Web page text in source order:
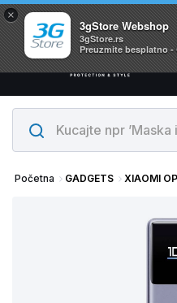
×
3gStore Webshop
3gStore.rs
Preuzmite besplatno -
Svi proizvodi su
Početna GADGETS XIAOMI